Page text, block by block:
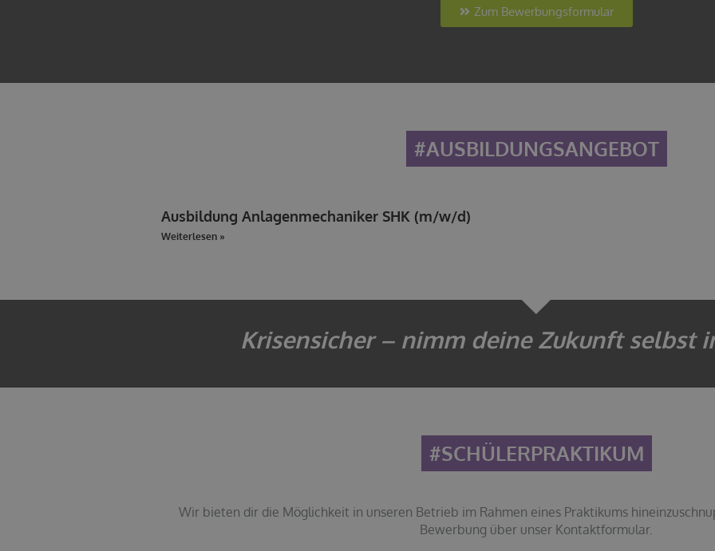
Zum Bewerbungsformular
#AUSBILDUNGSANGEBOT
Ausbildung Anlagenmechaniker SHK (m/w/d)
Weiterlesen »
Krisensicher – nimm deine Zukunft selbst
#SCHÜLERPRAKTIKUM
Wir bieten dir die Möglichkeit in unseren Betrieb im Rahmen eines Praktikums
Bewerbung über unser Kontaktformular.